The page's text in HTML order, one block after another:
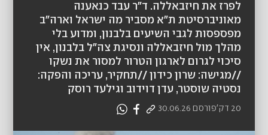
לפרז את חיזבאללה. ד"ר עבד כנאענה
מאוניברסיטת ת"א מסביר מה ישראל וארה"ב
מפספסות לגבי השיעים בלבנון, ומדוע בלי
מהלך מול חיזבאללה ונסיגת צה"ל בלבנון, אין
סיכוי לגרום לארגון הטרור למסור את נשקו
//מגישה: שרון כידון //תחקיר, עריכה והפקה:
נסטיה שוסטר, עדן דוידוב וגילעד רוסק
20 דק' פורסם 30.06.26